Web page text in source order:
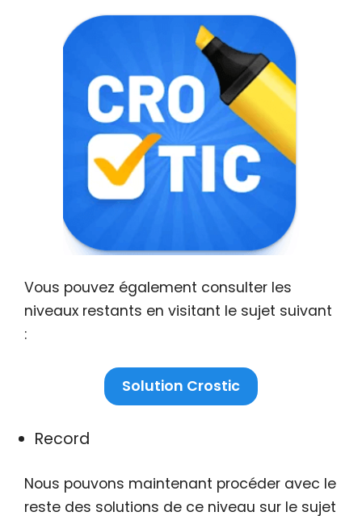
Vous pouvez également consulter les
niveaux restants en visitant le sujet suivant
:
Solution Crostic
Record
Nous pouvons maintenant procéder avec le
reste des solutions de ce niveau sur le sujet